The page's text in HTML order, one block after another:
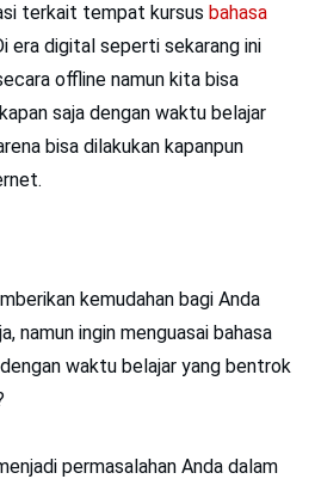
terkait tempat kursus bahasa
era digital seperti sekarang ini
offline namun kita bisa
saja dengan waktu belajar
bisa dilakukan kapanpun
kemudahan bagi Anda
namun ingin menguasai bahasa
waktu belajar yang bentrok
permasalahan Anda dalam